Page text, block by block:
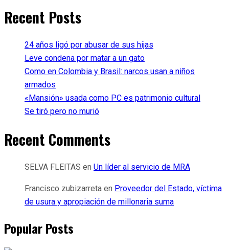
Recent Posts
24 años ligó por abusar de sus hijas
Leve condena por matar a un gato
Como en Colombia y Brasil: narcos usan a niños
armados
«Mansión» usada como PC es patrimonio cultural
Se tiró pero no murió
Recent Comments
SELVA FLEITAS en Un líder al servicio de MRA
Francisco zubizarreta en Proveedor del Estado, víctima
de usura y apropiación de millonaria suma
Popular Posts